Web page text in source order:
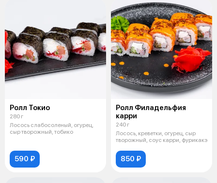
Ролл Токио
280 г
Лосось слабосоленый, огурец,
сыр творожный, тобико
590 ₽
Ролл Филадельфия
карри
240 г
Лосось, креветки, огурец, сыр
творожный, соус карри, фурикакэ
850 ₽